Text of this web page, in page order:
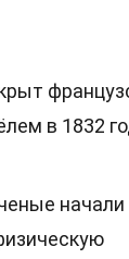
в 1832